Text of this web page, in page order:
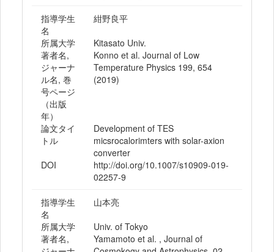
指導学生
名
紺野良平
所属大学
Kitasato Univ.
著者名,
ジャーナ
ル名, 巻
号ページ
（出版
年）
Konno et al. Journal of Low
Temperature Physics 199, 654
(2019)
論文タイ
トル
Development of TES
micsrocalorimters with solar-axion
converter
DOI
http://doi.org/10.1007/s10909-019-
02257-9
指導学生
名
山本亮
所属大学
Univ. of Tokyo
著者名,
Yamamoto et al. , Journal of